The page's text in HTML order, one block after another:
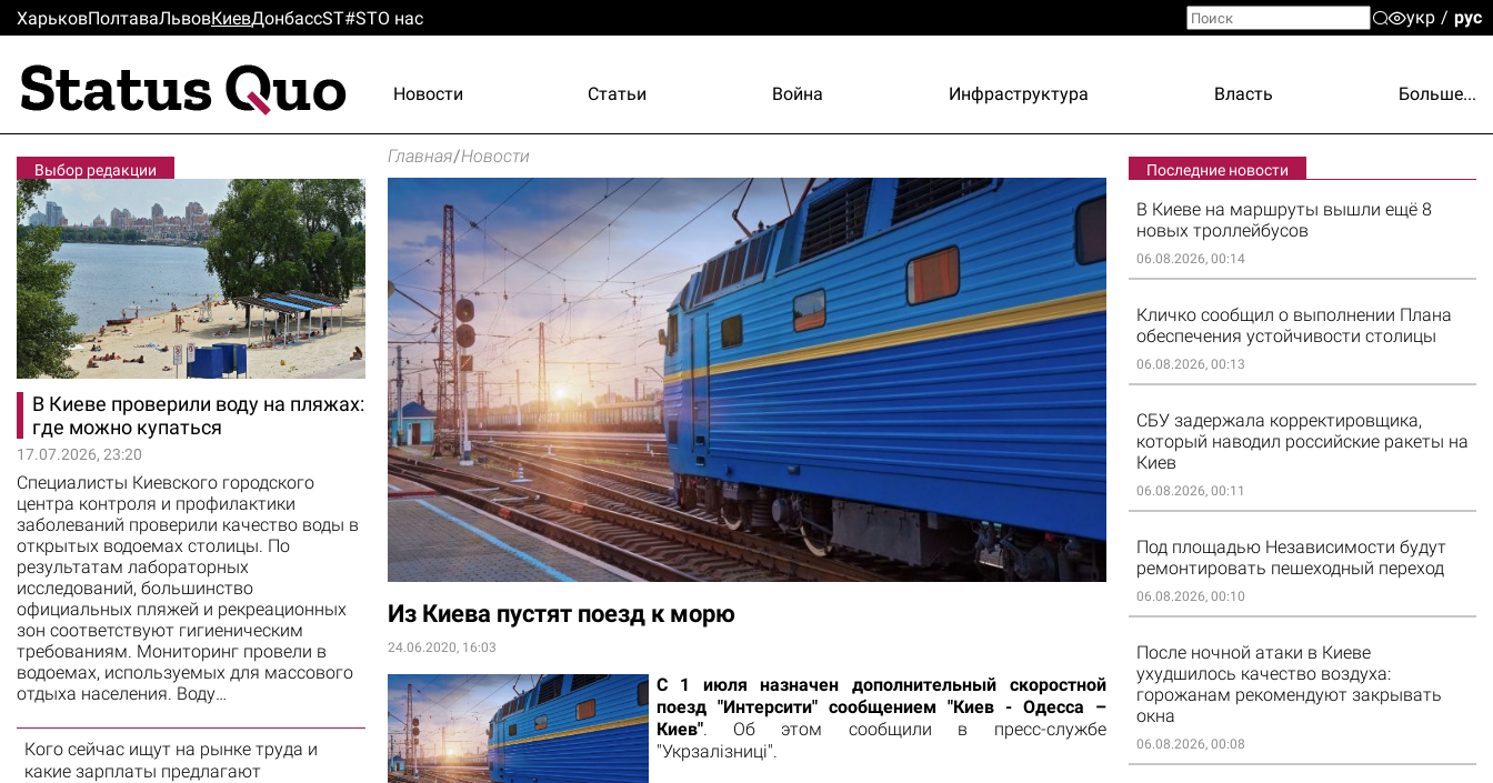
ХарьковПолтаваЛьвовКиевДонбассST#STО нас укр рус
Новости Статьи Война Инфраструктура Власть Больше...
Выбор редакции
В Киеве проверили воду на пляжах:
где можно купаться
17.07.2026, 23:20
Специалисты Киевского городского
центра контроля и профилактики
заболеваний проверили качество воды в
открытых водоемах столицы. По
результатам лабораторных
исследований, большинство
официальных пляжей и рекреационных
зон соответствуют гигиеническим
требованиям. Мониторинг провели в
водоемах, используемых для массового
отдыха населения. Воду…
Кого сейчас ищут на рынке труда и
какие зарплаты предлагают
Главная/Новости
Из Киева пустят поезд к морю
24.06.2020, 16:03
С 1 июля назначен дополнительный скоростной
поезд "Интерсити" сообщением "Киев - Одесса –
Киев". Об этом сообщили в пресс-службе
"Укрзалізниці".
Последние новости
В Киеве на маршруты вышли ещё 8
новых троллейбусов
06.08.2026, 00:14
Кличко сообщил о выполнении Плана
обеспечения устойчивости столицы
06.08.2026, 00:13
СБУ задержала корректировщика,
который наводил российские ракеты на
Киев
06.08.2026, 00:11
Под площадью Независимости будут
ремонтировать пешеходный переход
06.08.2026, 00:10
После ночной атаки в Киеве
ухудшилось качество воздуха:
горожанам рекомендуют закрывать
окна
06.08.2026, 00:08